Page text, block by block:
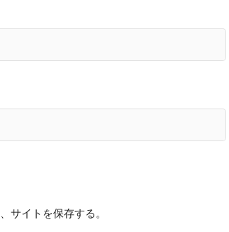
サイトを保存する。